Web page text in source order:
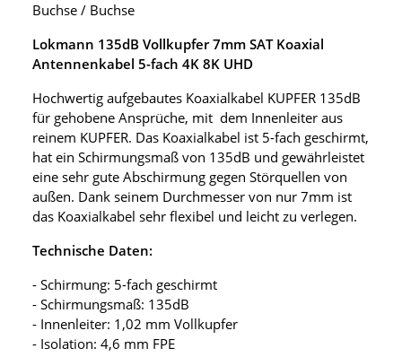
Buchse / Buchse
Lokmann 135dB Vollkupfer 7mm SAT Koaxial
Antennenkabel 5-fach 4K 8K UHD
Hochwertig aufgebautes Koaxialkabel KUPFER 135dB
für gehobene Ansprüche, mit dem Innenleiter aus
reinem KUPFER. Das Koaxialkabel ist 5-fach geschirmt,
hat ein Schirmungsmaß von 135dB und gewährleistet
eine sehr gute Abschirmung gegen Störquellen von
außen. Dank seinem Durchmesser von nur 7mm ist
das Koaxialkabel sehr flexibel und leicht zu verlegen.
Technische Daten:
- Schirmung: 5-fach geschirmt
- Schirmungsmaß: 135dB
- Innenleiter: 1,02 mm Vollkupfer
- Isolation: 4,6 mm FPE